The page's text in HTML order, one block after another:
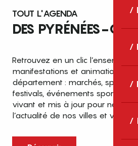
TOUT L'AGENDA
DES PYRÉNÉES-
Retrouvez en un clic l’ensemble
manifestations et animations
département : marchés,
festivals, événements sportifs et
vivant et mis à jour pour ne rien
l’actualité de nos villes et villages.